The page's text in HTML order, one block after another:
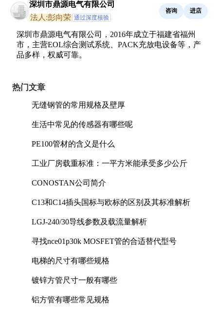
深圳市鼎源电气有限公司
法人:彭向荣 通过深度核验
咨询 进店
深圳市鼎源电气有限公司，2016年成立于福建省福州
市，主营EOL综合测试系统、PACK充放电设备等，产
品多样，权威可靠。
热门文章
无缝钢管的常用规格及壁厚
生活中常见的传感器有哪些呢
PE100管材的含义是什么
工业厂房载重标准：一平方米能承受多少公斤
CONOSTAN公司简介
C13和C14插头国标与欧标的区别及其标准解析
LGJ-240/30导线参数及载流量解析
寻找nce01p30k MOSFET管的合适替代型号
电梯的尺寸有哪些规格
镀锌方管尺寸一般有哪些
铝方管有哪些常见规格